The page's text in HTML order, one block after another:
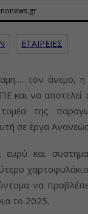
ΕΤΑΙΡΕΙΕΣ
τον άνεμο,
και να αποτελεί
της
σε έργα
και
να
το 2025.